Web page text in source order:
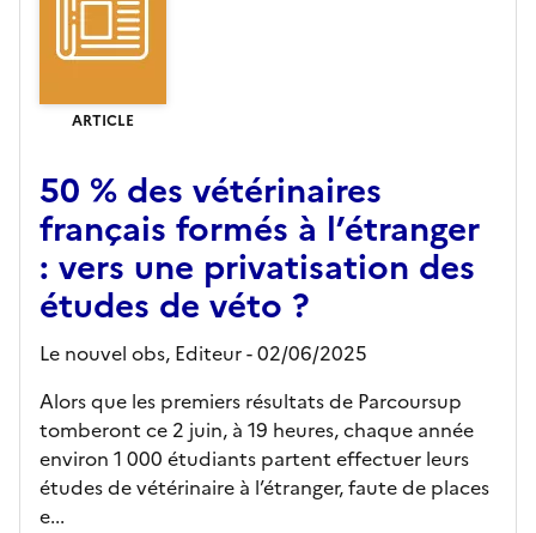
ARTICLE
50 % des vétérinaires
français formés à l’étranger
: vers une privatisation des
études de véto ?
Le nouvel obs, Editeur- 02/06/2025
Alors que les premiers résultats de Parcoursup
tomberont ce 2 juin, à 19 heures, chaque année
environ 1 000 étudiants partent effectuer leurs
études de vétérinaire à l’étranger, faute de places
e...